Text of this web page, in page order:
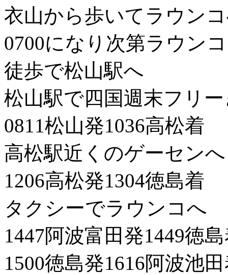
衣山から歩いてラウン
0700になり次第ラウン
徒歩で松山駅へ
松山駅で四国週末フリ
0811松山発1036高松着
高松駅近くのゲーセンへ
1206高松発1304徳島着
タクシーでラウンコへ
1447阿波富田発1449徳
1500徳島発1616阿波池